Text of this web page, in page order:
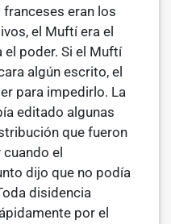
eran los
el Muftí era el
poder. Si el Muftí
algún escrito, el
para impedirlo. La
editado algunas
que fueron
el
dijo que no podía
disidencia
por el